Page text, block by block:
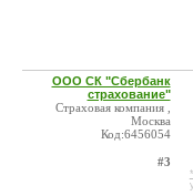
ООО СК "Сбербанк
страхование"
Страховая компания ,
Москва
Код:6456054
#3